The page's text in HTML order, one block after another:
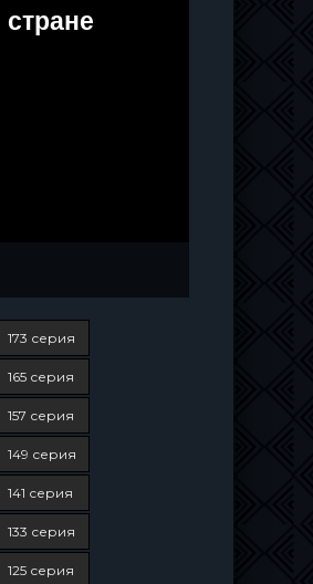
173 серия
165 серия
157 серия
149 серия
141 серия
133 серия
125 серия